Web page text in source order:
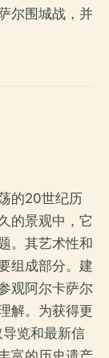
尔围城战，并
的20世纪历
的景观中，它
。其艺术性和
组成部分。建
观阿尔卡萨尔
解。为获得更
览和最新信